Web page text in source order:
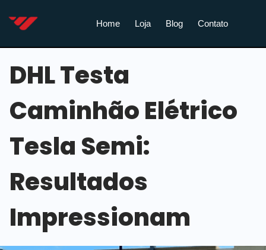
Home Loja Blog Contato
DHL Testa
Caminhão Elétrico
Tesla Semi:
Resultados
Impressionam